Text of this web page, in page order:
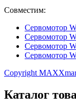
Совместим:
Сервомотор
Сервомотор
Сервомотор
Сервомотор
Copyright
Каталог